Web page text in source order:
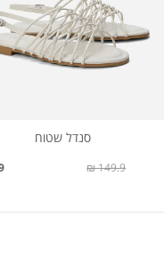
סנדל שטוח
149.9 ₪